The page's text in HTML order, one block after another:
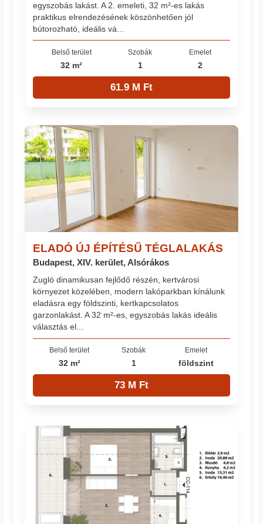
egyszobás lakást. A 2. emeleti, 32 m²-es lakás
praktikus elrendezésének köszönhetően jól
bútorozható, ideális vá...
Belső terület
32 m²
Szobák
1
Emelet
2
61.9 M Ft
ELADÓ ÚJ ÉPÍTÉSŰ TÉGLALAKÁS
Budapest, XIV. kerület, Alsórákos
Zugló dinamikusan fejlődő részén, kertvárosi
környezet közelében, modern lakóparkban kínálunk
eladásra egy földszinti, kertkapcsolatos
garzonlakást. A 32 m²-es, egyszobás lakás ideális
választás el...
Belső terület
32 m²
Szobák
1
Emelet
földszint
73 M Ft